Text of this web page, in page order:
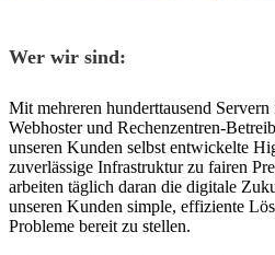
Wer wir sind:
Mit mehreren hunderttausend
Webhoster und Rechenzentren-
unseren Kunden selbst entwickelte
zuverlässige Infrastruktur zu fairen
arbeiten täglich daran die digitale
unseren Kunden simple, effiziente
Probleme bereit zu stellen.